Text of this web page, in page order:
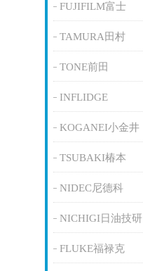
FUJIFILM富士
TAMURA田村
TONE前田
INFLIDGE
KOGANEI小金井
TSUBAKI椿本
NIDEC尼德科
NICHIGI日油技研
FLUKE福禄克